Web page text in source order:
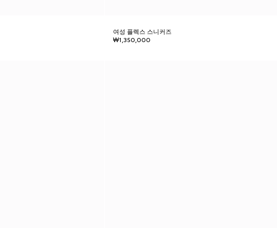
여성 플렉스 스니커즈
₩1,350,000